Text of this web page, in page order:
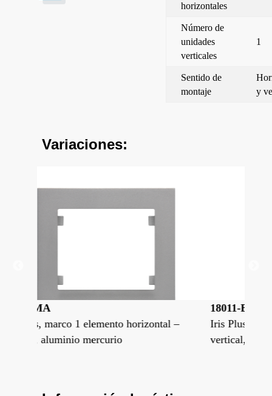
horizontales
Número de
unidades
verticales
1
Sentido de
montaje
y
Variaciones:
18011-BF
Iris Plus, marco 1 elemento horizontal –
vertical, antibacteriano